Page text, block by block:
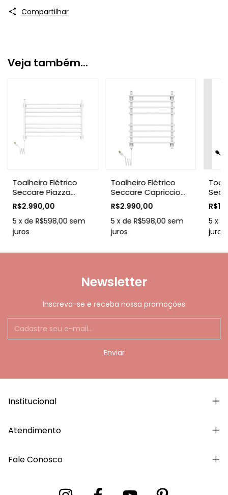
Compartilhar
Veja também...
Toalheiro Elétrico
Seccare Piazza
Branco 110v
R$2.990,00
5 x de R$598,00 sem
juros
Toalheiro Elétrico
Seccare Capriccio
Branco 110v
R$2.990,00
5 x de R$598,00 sem
juros
5 x
juros
Newsletter
Inscreva-se e receba nossa promoções
Institucional
Atendimento
Fale Conosco